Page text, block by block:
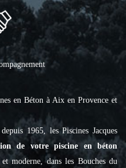
en Béton à Aix en Provence et
depuis 1965, les Piscines Jacques
de votre piscine en béton
moderne, dans les Bouches du